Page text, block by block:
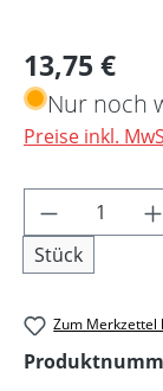
Regulärer
13,75 €
Nur noch
Preise inkl.
Produkt
Stück
Zum Merkzettel